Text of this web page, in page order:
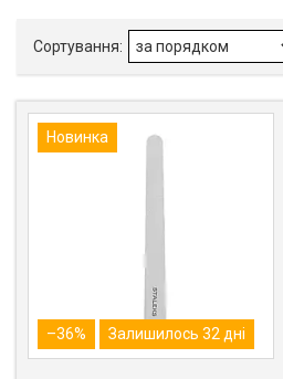
Новинка
–36% Залишилось 32 дні